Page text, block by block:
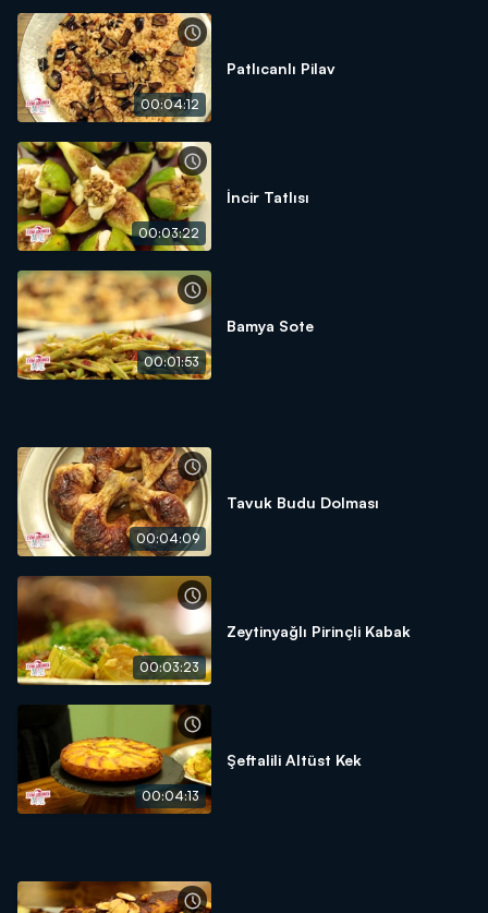
00:04:12
Patlıcanlı Pilav
00:03:22
İncir Tatlısı
00:01:53
Bamya Sote
00:04:09
Tavuk Budu Dolması
00:03:23
Zeytinyağlı Pirinçli Kabak
00:04:13
Şeftalili Altüst Kek